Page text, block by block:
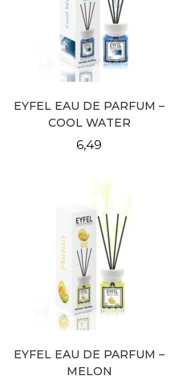
EYFEL EAU DE PARFUM –
COOL WATER
6,49
EYFEL EAU DE PARFUM –
MELON